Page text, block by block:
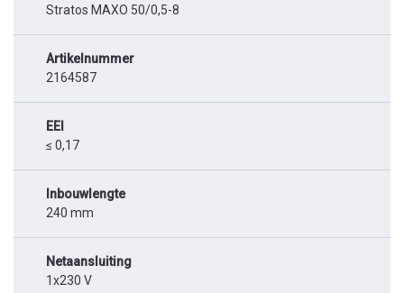
Stratos MAXO 50/0,5-8
Artikelnummer
2164587
EEI
≤ 0,17
Inbouwlengte
240 mm
Netaansluiting
1x230 V